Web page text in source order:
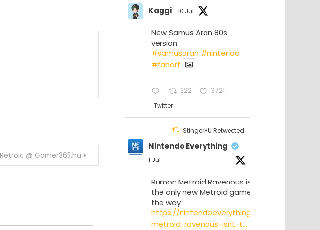
Retroid @ Gamer365.hu
Kaggi 10 Jul
New Samus Aran 80s
version
#samusaran #nintendo
#fanartㅤㅤㅤㅤ
322 3721
Twitter
StingerHU Retweeted
Nintendo Everything
1 Jul
Rumor: Metroid Ravenous isn’t
the only new Metroid game on
the way
https://nintendoeverything.com/rumor-
metroid-ravenous-isnt-t...